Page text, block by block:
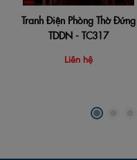
Tranh Điện Phòng Thờ Đứng
TDDN - TC317
Liên hệ